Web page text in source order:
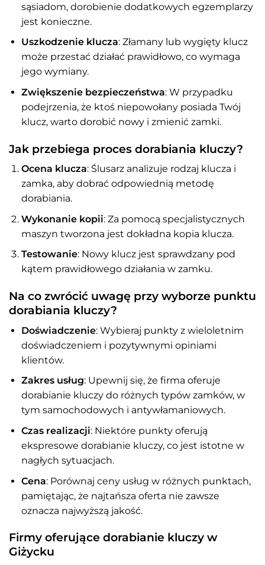
sąsiadom, dorobienie dodatkowych egzemplarzy
jest konieczne.
Uszkodzenie klucza: Złamany lub wygięty klucz
może przestać działać prawidłowo, co wymaga
jego wymiany.
Zwiększenie bezpieczeństwa: W przypadku
podejrzenia, że ktoś niepowołany posiada Twój
klucz, warto dorobić nowy i zmienić zamki.
Jak przebiega proces dorabiania kluczy?
Ocena klucza: Ślusarz analizuje rodzaj klucza i
zamka, aby dobrać odpowiednią metodę
dorabiania.
Wykonanie kopii: Za pomocą specjalistycznych
maszyn tworzona jest dokładna kopia klucza.
Testowanie: Nowy klucz jest sprawdzany pod
kątem prawidłowego działania w zamku.
Na co zwrócić uwagę przy wyborze punktu
dorabiania kluczy?
Doświadczenie: Wybieraj punkty z wieloletnim
doświadczeniem i pozytywnymi opiniami
klientów.
Zakres usług: Upewnij się, że firma oferuje
dorabianie kluczy do różnych typów zamków, w
tym samochodowych i antywłamaniowych.
Czas realizacji: Niektóre punkty oferują
ekspresowe dorabianie kluczy, co jest istotne w
nagłych sytuacjach.
Cena: Porównaj ceny usług w różnych punktach,
pamiętając, że najtańsza oferta nie zawsze
oznacza najwyższą jakość.
Firmy oferujące dorabianie kluczy w
Giżycku